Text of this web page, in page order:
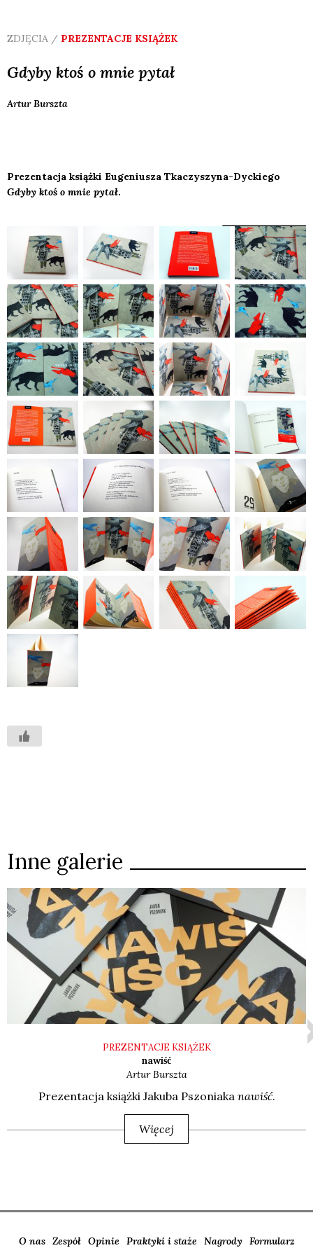
ZDJĘCIA / PREZENTACJE KSIĄŻEK
Gdyby ktoś o mnie pytał
ArturBurszta
Prezentacja książki Eugeniusza Tkaczyszyna-Dyckiego
Gdyby ktoś o mnie pytał.
Inne galerie
PREZENTACJE KSIĄŻEK
nawiść
ArturBurszta
Pre­zen­ta­cja książ­ki Jaku­ba Pszo­nia­ka nawiść.
Więcej
O nas Zespół Opinie Praktyki i staże Nagrody Formularz